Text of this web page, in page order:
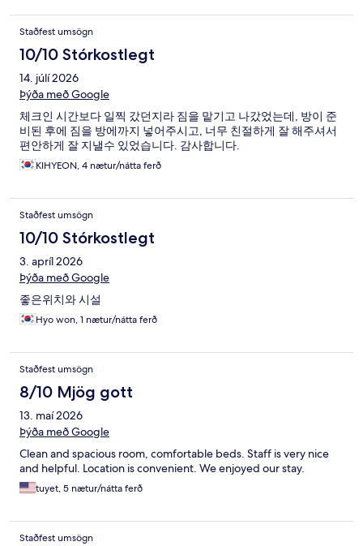
Staðfest umsögn
10/10 Stórkostlegt
14. júlí 2026
Þýða með Google
체크인 시간보다 일찍 갔던지라 짐을 맡기고 나갔었는데, 방이 준
비된 후에 짐을 방에까지 넣어주시고, 너무 친절하게 잘 해주셔서
편안하게 잘 지낼수 있었습니다. 감사합니다.
KIHYEON, 4 nætur/nátta ferð
Staðfest umsögn
10/10 Stórkostlegt
3. apríl 2026
Þýða með Google
좋은위치와 시설
Hyo won, 1 nætur/nátta ferð
Staðfest umsögn
8/10 Mjög gott
13. maí 2026
Þýða með Google
Clean and spacious room, comfortable beds. Staff is very nice
and helpful. Location is convenient. We enjoyed our stay.
tuyet, 5 nætur/nátta ferð
Staðfest umsögn